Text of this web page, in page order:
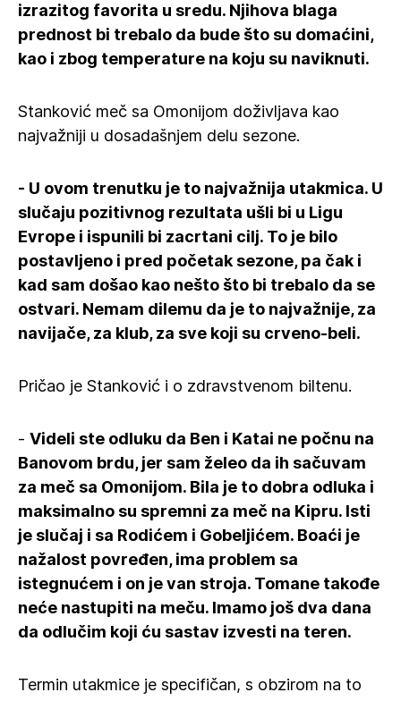
izrazitog favorita u sredu. Njihova blaga
prednost bi trebalo da bude što su domaćini,
kao i zbog temperature na koju su naviknuti.
Stanković meč sa Omonijom doživljava kao
najvažniji u dosadašnjem delu sezone.
- U ovom trenutku je to najvažnija utakmica. U
slučaju pozitivnog rezultata ušli bi u Ligu
Evrope i ispunili bi zacrtani cilj. To je bilo
postavljeno i pred početak sezone, pa čak i
kad sam došao kao nešto što bi trebalo da se
ostvari. Nemam dilemu da je to najvažnije, za
navijače, za klub, za sve koji su crveno-beli.
Pričao je Stanković i o zdravstvenom biltenu.
- Videli ste odluku da Ben i Katai ne počnu na
Banovom brdu, jer sam želeo da ih sačuvam
za meč sa Omonijom. Bila je to dobra odluka i
maksimalno su spremni za meč na Kipru. Isti
je slučaj i sa Rodićem i Gobeljićem. Boaći je
nažalost povređen, ima problem sa
istegnućem i on je van stroja. Tomane takođe
neće nastupiti na meču. Imamo još dva dana
da odlučim koji ću sastav izvesti na teren.
Termin utakmice je specifičan, s obzirom na to